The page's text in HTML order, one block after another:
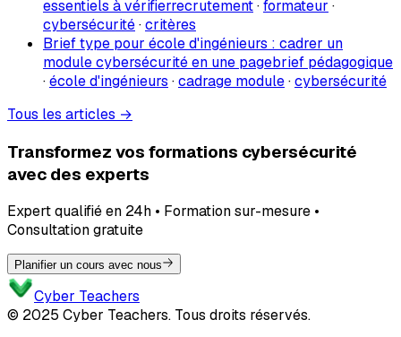
essentiels à vérifierrecrutement·formateur ·
cybersécurité·critères
Brief type pour école d'ingénieurs : cadrer un
module cybersécurité en une pagebrief pédagogique
·école d'ingénieurs ·cadrage module·cybersécurité
Tous les articles →
Transformez vos formations cybersécurité
avec des experts
Expert qualifié en 24h • Formation sur-mesure •
Consultation gratuite
Planifier un cours avec nous
Cyber Teachers
© 2025 Cyber Teachers. Tous droits réservés.